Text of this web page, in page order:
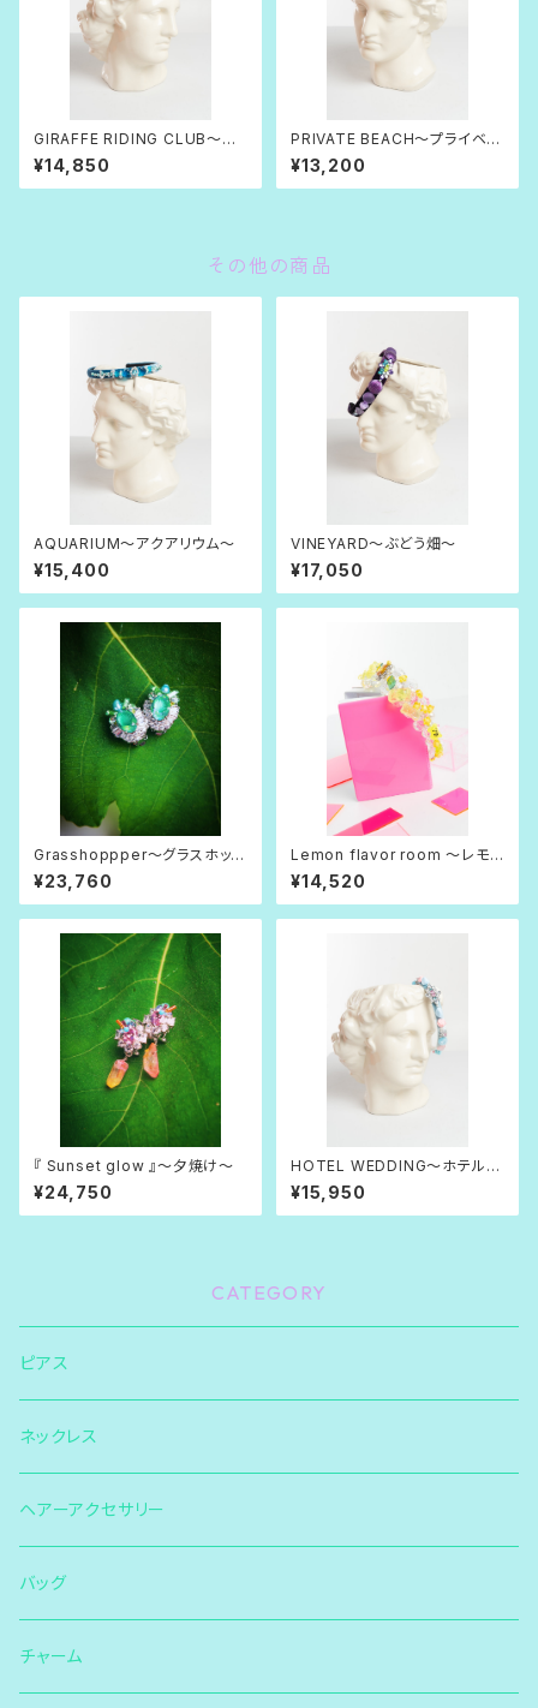
GIRAFFE RIDING CLUB〜乗
麟クラブ〜
¥14,850
PRIVATE BEACH〜プライベー
トビーチ〜
¥13,200
その他の商品
AQUARIUM〜アクアリウム〜
¥15,400
VINEYARD〜ぶどう畑〜
¥17,050
Grasshoppper〜グラスホッパ
ー〜
¥23,760
Lemon flavor room 〜レモン
フレーバー・ルーム〜
¥14,520
『 Sunset glow 』〜夕焼け〜
¥24,750
HOTEL WEDDING〜ホテルウ
ェディング〜
¥15,950
CATEGORY
ピアス
ネックレス
ヘアーアクセサリー
バッグ
チャーム